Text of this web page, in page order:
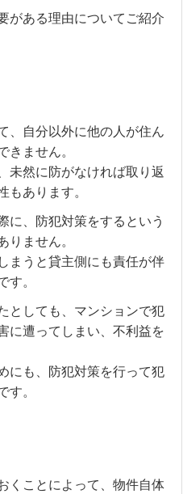
がある理由についてご紹介
、自分以外に他の人が住ん
ません。
未然に防がなければ取り返
もあります。
に、防犯対策をするという
ません。
まうと貸主側にも責任が伴
。
としても、マンションで犯
に遭ってしまい、不利益を
にも、防犯対策を行って犯
。
くことによって、物件自体